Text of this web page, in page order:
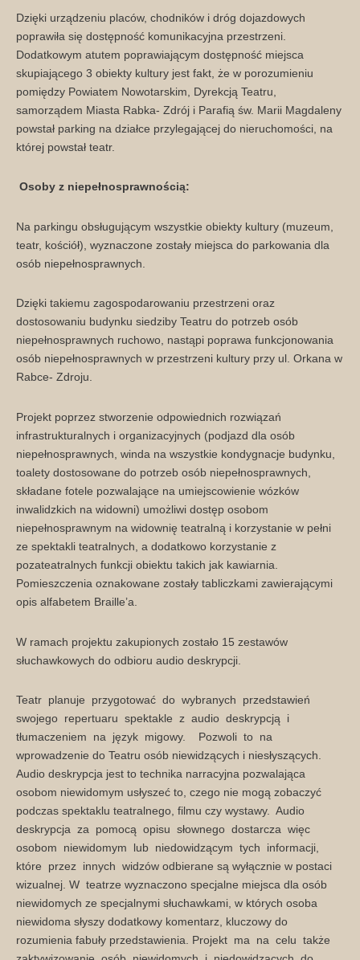
Dzięki urządzeniu placów, chodników i dróg dojazdowych
poprawiła się dostępność komunikacyjna przestrzeni.
Dodatkowym atutem poprawiającym dostępność miejsca
skupiającego 3 obiekty kultury jest fakt, że w porozumieniu
pomiędzy Powiatem Nowotarskim, Dyrekcją Teatru,
samorządem Miasta Rabka- Zdrój i Parafią św. Marii Magdaleny
powstał parking na działce przylegającej do nieruchomości, na
której powstał teatr.
Osoby z niepełnosprawnością:
Na parkingu obsługującym wszystkie obiekty kultury (muzeum,
teatr, kościół), wyznaczone zostały miejsca do parkowania dla
osób niepełnosprawnych.
Dzięki takiemu zagospodarowaniu przestrzeni oraz
dostosowaniu budynku siedziby Teatru do potrzeb osób
niepełnosprawnych ruchowo, nastąpi poprawa funkcjonowania
osób niepełnosprawnych w przestrzeni kultury przy ul. Orkana w
Rabce- Zdroju.
Projekt poprzez stworzenie odpowiednich rozwiązań
infrastrukturalnych i organizacyjnych (podjazd dla osób
niepełnosprawnych, winda na wszystkie kondygnacje budynku,
toalety dostosowane do potrzeb osób niepełnosprawnych,
składane fotele pozwalające na umiejscowienie wózków
inwalidzkich na widowni) umożliwi dostęp osobom
niepełnosprawnym na widownię teatralną i korzystanie w pełni
ze spektakli teatralnych, a dodatkowo korzystanie z
pozateatralnych funkcji obiektu takich jak kawiarnia.
Pomieszczenia oznakowane zostały tabliczkami zawierającymi
opis alfabetem Braille’a.
W ramach projektu zakupionych zostało 15 zestawów
słuchawkowych do odbioru audio deskrypcji.
Teatr planuje przygotować do wybranych przedstawień
swojego repertuaru spektakle z audio deskrypcją i
tłumaczeniem na język migowy. Pozwoli to na
wprowadzenie do Teatru osób niewidzących i niesłyszących.
Audio deskrypcja jest to technika narracyjna pozwalająca
osobom niewidomym usłyszeć to, czego nie mogą zobaczyć
podczas spektaklu teatralnego, filmu czy wystawy. Audio
deskrypcja za pomocą opisu słownego dostarcza więc
osobom niewidomym lub niedowidzącym tych informacji,
które przez innych widzów odbierane są wyłącznie w postaci
wizualnej. W teatrze wyznaczono specjalne miejsca dla osób
niewidomych ze specjalnymi słuchawkami, w których osoba
niewidoma słyszy dodatkowy komentarz, kluczowy do
rozumienia fabuły przedstawienia. Projekt ma na celu także